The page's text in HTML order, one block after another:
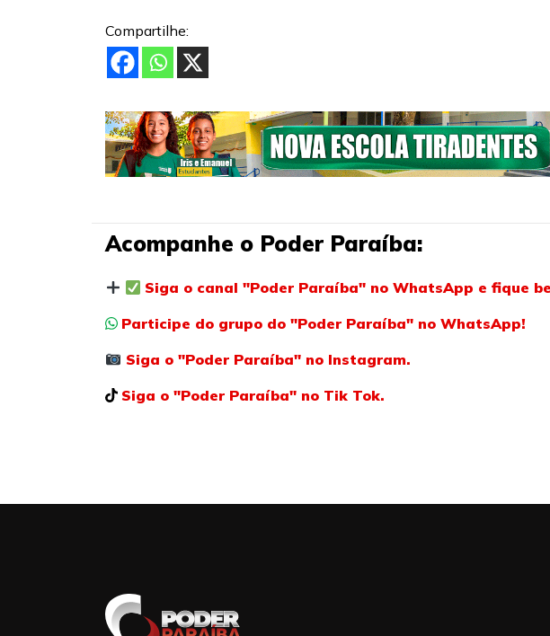
Compartilhe:
Acompanhe o Poder Paraíba:
Siga o canal "Poder Paraíba" no WhatsApp e fique
Participe do grupo do "Poder Paraíba" no WhatsApp!
Siga o "Poder Paraíba" no Instagram.
Siga o "Poder Paraíba" no Tik Tok.